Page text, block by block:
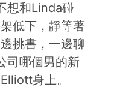
想和Linda碰
低下，靜等著
挑書，一邊聊
司哪個男的新
身上。